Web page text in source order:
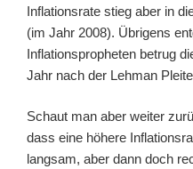
Inflationsrate stieg aber in
(im Jahr 2008). Übrigens
Inflationspropheten betrug
Jahr nach der Lehman
Schaut man aber weiter
dass eine höhere
langsam, aber dann doch